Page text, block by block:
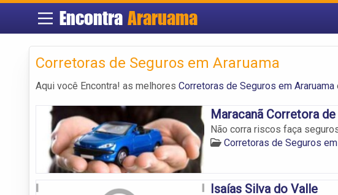
EncontraAraruama
Corretoras de Seguros em Araruama
Aqui você Encontra! as melhores Corretoras de Seguros em Araruama
Maracanã Corretora
Não corra riscos faça
Corretoras de Seguros
Isaías Silva do Valle